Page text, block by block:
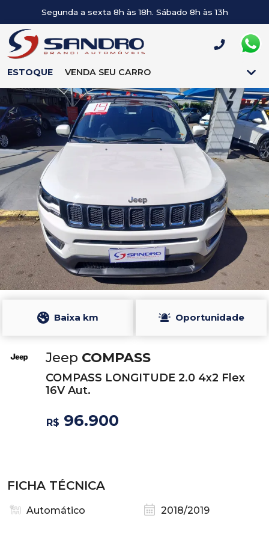
Segunda a sexta 8h às 18h. Sábado 8h às 13h
ESTOQUE VENDA SEU CARRO
Baixa km Oportunidade
Jeep COMPASS
COMPASS LONGITUDE 2.0 4x2 Flex
16V Aut.
R$ 96.900
FICHA TÉCNICA
Automático 2018/2019